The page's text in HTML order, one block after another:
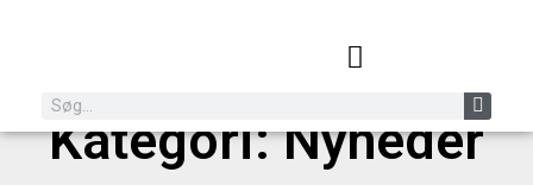
Kategori: Nyheder